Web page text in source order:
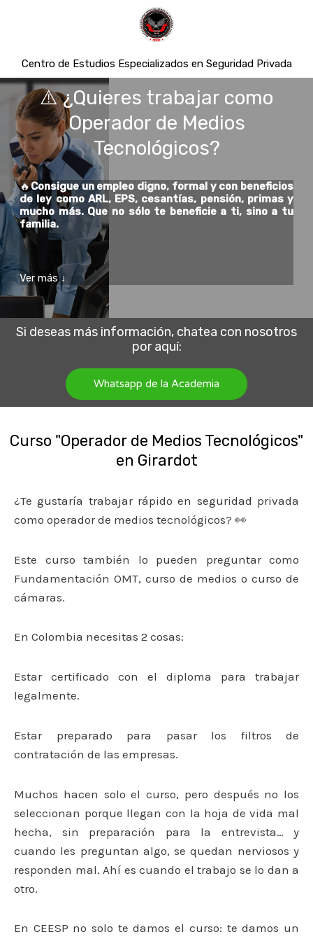
Centro de Estudios Especializados en Seguridad Privada
⚠️ ¿Quieres trabajar como
Operador de Medios
Tecnológicos?
🔥Consigue un empleo digno, formal y con beneficios
de ley como ARL, EPS, cesantías, pensión, primas y
mucho más. Que no sólo te beneficie a ti, sino a tu
familia.
Ver más↓
Si deseas más información, chatea con nosotros
por aquí:
Whatsapp de la Academia
Curso "Operador de Medios Tecnológicos"
en Girardot
¿Te gustaría trabajar rápido en seguridad privada
como operador de medios tecnológicos? 👀
Este curso también lo pueden preguntar como
Fundamentación OMT, curso de medios o curso de
cámaras.
En Colombia necesitas 2 cosas:
Estar certificado con el diploma para trabajar
legalmente.
Estar preparado para pasar los filtros de
contratación de las empresas.
Muchos hacen solo el curso, pero después no los
seleccionan porque llegan con la hoja de vida mal
hecha, sin preparación para la entrevista… y
cuando les preguntan algo, se quedan nerviosos y
responden mal. Ahí es cuando el trabajo se lo dan a
otro.
En CEESP no solo te damos el curso: te damos un